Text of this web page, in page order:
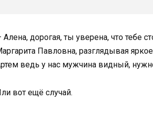
Алена, дорогая, ты уверена, что тебе
Павловна, разглядывая
ведь у нас мужчина видный,
вот ещё случай.